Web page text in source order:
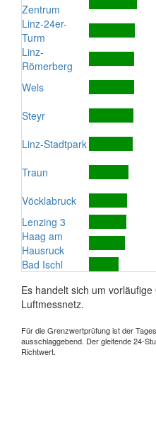
Zentrum
Linz-24er-
Turm
Linz-
Römerberg
Wels
Steyr
Linz-Stadtpark
Traun
Vöcklabruck
Lenzing 3
Haag am
Hausruck
Bad Ischl
Es handelt sich um
Luftmessnetz.
Für die Grenzwertprüfung ist der
ausschlaggebend. Der gleitende 24-
Richtwert.